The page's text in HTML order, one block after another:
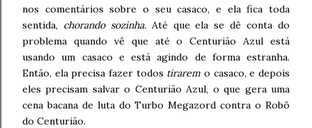
nos comentários sobre o seu casaco, e ela fica toda
sentida, chorando sozinha.Até que ela se dê conta do
problema quando vê que até o Centurião Azul está
usando um casaco e está agindo de forma estranha.
Então, ela precisa fazer todos tirarem o casaco, e depois
eles precisam salvar o Centurião Azul, o que gera uma
cena bacana de luta do Turbo Megazord contra o Robô
do Centurião.